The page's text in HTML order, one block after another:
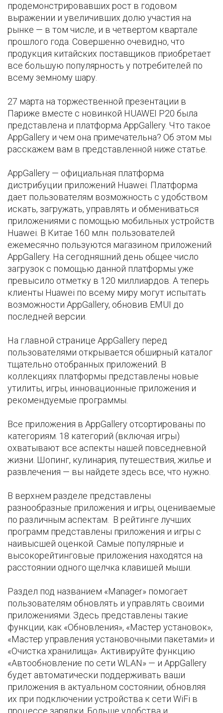
продемонстрировавших рост в годовом
выражении и увеличивших долю участия на
рынке — в том числе, и в четвертом квартале
прошлого года. Совершенно очевидно, что
продукция китайских поставщиков приобретает
все большую популярность у потребителей по
всему земному шару.
27 марта на торжественной презентации в
Париже вместе с новинкой HUAWEI P20 была
представлена и платформа AppGallery. Что такое
AppGallery и чем она примечательна? Об этом мы
расскажем вам в представленной ниже статье.
AppGallery — официальная платформа
дистрибуции приложений Huawei. Платформа
дает пользователям возможность с удобством
искать, загружать, управлять и обмениваться
приложениями с помощью мобильных устройств
Huawei. В Китае 160 млн. пользователей
ежемесячно пользуются магазином приложений
AppGallery. На сегодняшний день общее число
загрузок с помощью данной платформы уже
превысило отметку в 120 миллиардов. А теперь
клиенты Huawei по всему миру могут испытать
возможности AppGallery, обновив EMUI до
последней версии.
На главной странице AppGallery перед
пользователями открывается обширный каталог
тщательно отобранных приложений. В
коллекциях платформы представлены новые
утилиты, игры, инновационные приложения и
рекомендуемые программы.
Все приложения в AppGallery отсортированы по
категориям. 18 категорий (включая игры)
охватывают все аспекты нашей повседневной
жизни. Шопинг, кулинария, путешествия, жилье и
развлечения — вы найдете здесь все, что нужно.
В верхнем разделе представлены
разнообразные приложения и игры, оцениваемые
по различным аспектам. В рейтинге лучших
программ представлены приложения и игры с
наивысшей оценкой. Самые популярные и
высокорейтинговые приложения находятся на
расстоянии одного щелчка клавишей мыши.
Раздел под названием «Manager» помогает
пользователям обновлять и управлять своими
приложениями. Здесь представлены такие
функции, как «Обновления», «Мастер установок»,
«Мастер управления установочными пакетами» и
«Очистка хранилища». Активируйте функцию
«Автообновление по сети WLAN» — и AppGallery
будет автоматически поддерживать ваши
приложения в актуальном состоянии, обновляя
их при подключении устройства к сети WiFi в
процессе зарядки. Больше удобства и